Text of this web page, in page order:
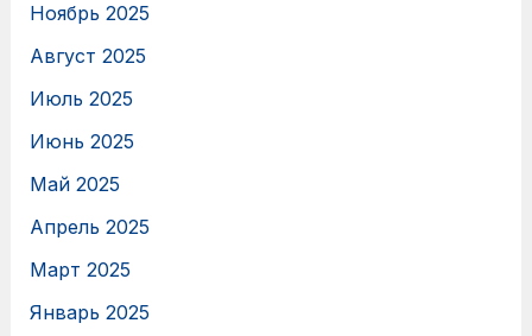
Ноябрь 2025
Август 2025
Июль 2025
Июнь 2025
Май 2025
Апрель 2025
Март 2025
Январь 2025